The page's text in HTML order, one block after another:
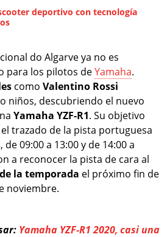
deportivo con tecnología
do Algarve ya no es
para los pilotos deYamaha.
como Valentino Rossi
niños, descubriendo el nuevo
Yamaha YZF-R1. Su objetivo
trazado de la pista portuguesa
, de 09:00 a 13:00 y de 14:00 a
a reconocer la pista de cara al
la temporada el próximo fin de
noviembre.
Yamaha YZF-R1 2020, casi una